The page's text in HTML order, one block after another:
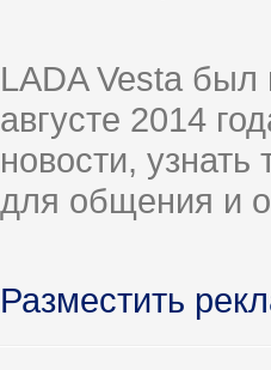
LADA Vesta был
августе 2014
новости,
для общения и
Разместить